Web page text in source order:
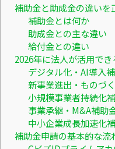
補助金と助成金の違いを
補助金とは何か
助成金との主な違い
給付金との違い
2026年に法人が活用で
デジタル化・AI導入
新事業進出・ものづ
小規模事業者持続化
事業承継・M&A補助
中小企業成長加速化
補助金申請の基本的な流